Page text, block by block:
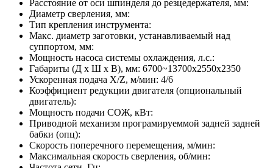
Расстояние от оси шпинделя до резцедержателя, мм:
Диаметр сверления, мм:
Тип крепления инструмента:
Макс. диаметр заготовки, устанавливаемый над
суппортом, мм:
Мощность насоса системы охлаждения, л.с.:
Габариты (Д x Ш х В), мм: 6700~13700х2550х2350
Ускоренная подача Х/Z, м/мин: 4/6
Коэффициент редукции двигателя (опциональный
двигатель):
Мощность подачи СОЖ, кВт:
Приводной механизм програмируеммой задней задней
бабки (опц):
Скорость поперечного перемещения, м/мин:
Максимальная скорость сверления, об/мин: